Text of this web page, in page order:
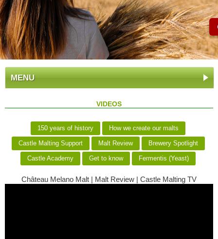
MENU
VIDEOS
150 years of history How we create our malts
Castle Malting Support Malt Review Brewery Spotlight
Castle Academy Get to know Fermentis (Yeast)
Château Melano Malt | Malt Review | Castle Malting TV